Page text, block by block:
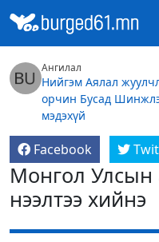
Ангилал
Нийгэм Аялал
орчин Бусад
мэдэхүй
Facebook
Монгол Улсын
нээлтээ хийнэ